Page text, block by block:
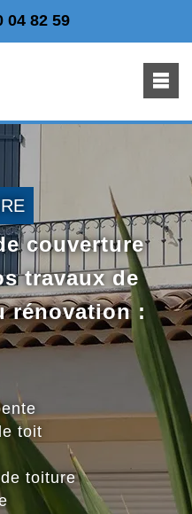
04 82 59
couverture
travaux de
rénovation :
toit
toiture